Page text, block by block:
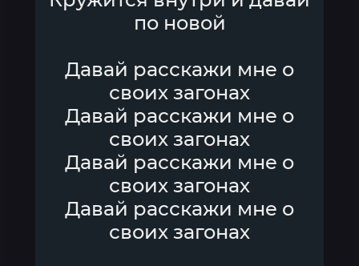
по новой
Давай расскажи мне о
своих загонах
Давай расскажи мне о
своих загонах
Давай расскажи мне о
своих загонах
Давай расскажи мне о
своих загонах